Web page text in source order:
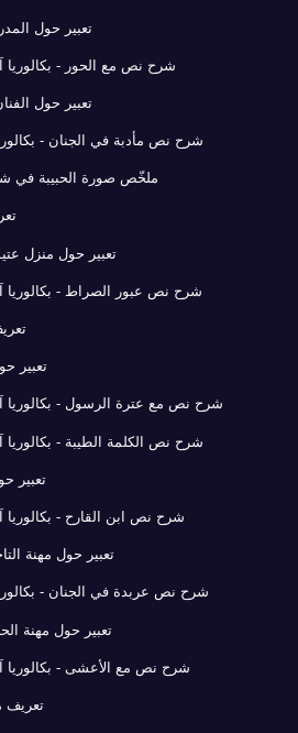
تعبير حول
شرح نص مع الحور - بكالوريا
تعبير حول
شرح نص مأدبة في الجنان -
ملخّص صورة الحبيبة في
تعبير حول منزل
شرح نص عبور الصراط - بكالوريا
تعبير
شرح نص مع عترة الرسول - بكالوريا
شرح نص الكلمة الطيبة - بكالوريا
تعبير
شرح نص ابن القارح - بكالوريا
تعبير حول مهنة
شرح نص عربدة في الجنان -
تعبير حول مهنة
شرح نص مع الأعشى - بكالوريا
تعريف